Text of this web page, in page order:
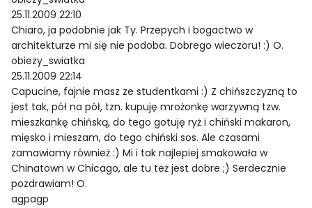
25.11.2009 22:10
Chiaro, ja podobnie jak Ty. Przepych i bogactwo w
architekturze mi się nie podoba. Dobrego wieczoru! :) O.
obiezy_swiatka
25.11.2009 22:14
Capucine, fajnie masz ze studentkami :) Z chińszczyzną to
jest tak, pół na pół, tzn. kupuję mrożonkę warzywną tzw.
mieszkankę chińską, do tego gotuję ryż i chiński makaron,
mięsko i mieszam, do tego chiński sos. Ale czasami
zamawiamy również :) Mi i tak najlepiej smakowała w
Chinatown w Chicago, ale tu też jest dobre ;) Serdecznie
pozdrawiam! O.
agpagp